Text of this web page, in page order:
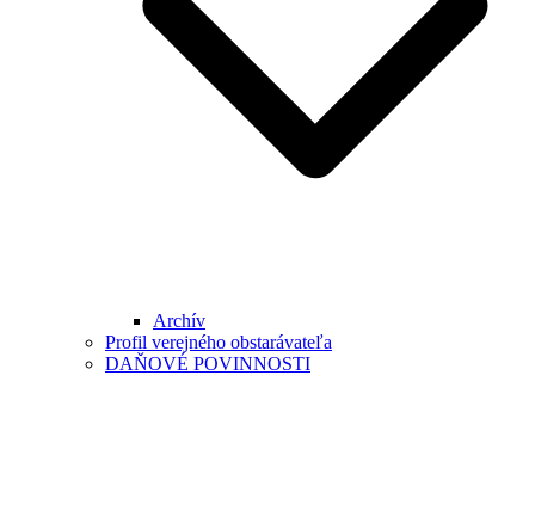
Archív
Profil verejného obstarávateľa
DAŇOVÉ POVINNOSTI